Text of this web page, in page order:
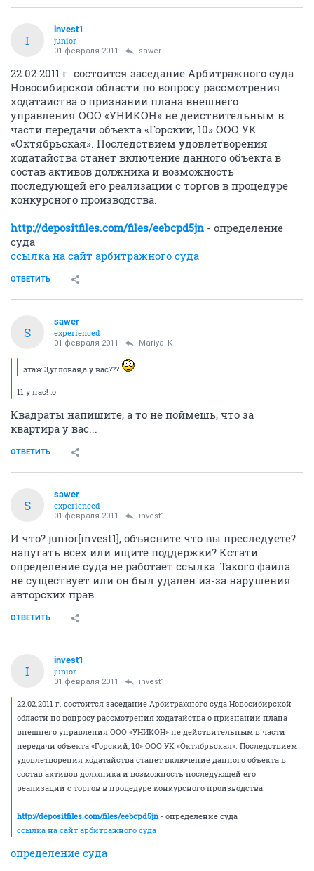
I
invest1
junior
01 февраля 2011 sawer
22.02.2011 г. состоится заседание Арбитражного суда
Новосибирской области по вопросу рассмотрения
ходатайства о признании плана внешнего
управления ООО «УНИКОН» не действительным в
части передачи объекта «Горский, 10» ООО УК
«Октябрьская». Последствием удовлетворения
ходатайства станет включение данного объекта в
состав активов должника и возможность
последующей его реализации с торгов в процедуре
конкурсного производства.
http://depositfiles.com/files/eebcpd5jn - определение
суда
ссылка на сайт арбитражного суда
ОТВЕТИТЬ
S
sawer
experienced
01 февраля 2011 Mariya_K
этаж 3,угловая,а у вас???
11 у нас! :o
Квадраты напишите, а то не поймешь, что за
квартира у вас...
ОТВЕТИТЬ
S
sawer
experienced
01 февраля 2011 invest1
И что? junior[invest1], объясните что вы преследуете?
напугать всех или ищите поддержки? Кстати
определение суда не работает ссылка: Такого файла
не существует или он был удален из-за нарушения
авторских прав.
ОТВЕТИТЬ
I
invest1
junior
01 февраля 2011 invest1
22.02.2011 г. состоится заседание Арбитражного суда Новосибирской
области по вопросу рассмотрения ходатайства о признании плана
внешнего управления ООО «УНИКОН» не действительным в части
передачи объекта «Горский, 10» ООО УК «Октябрьская». Последствием
удовлетворения ходатайства станет включение данного объекта в
состав активов должника и возможность последующей его
реализации с торгов в процедуре конкурсного производства.
http://depositfiles.com/files/eebcpd5jn- определение суда
ссылка на сайт арбитражного суда
определение суда